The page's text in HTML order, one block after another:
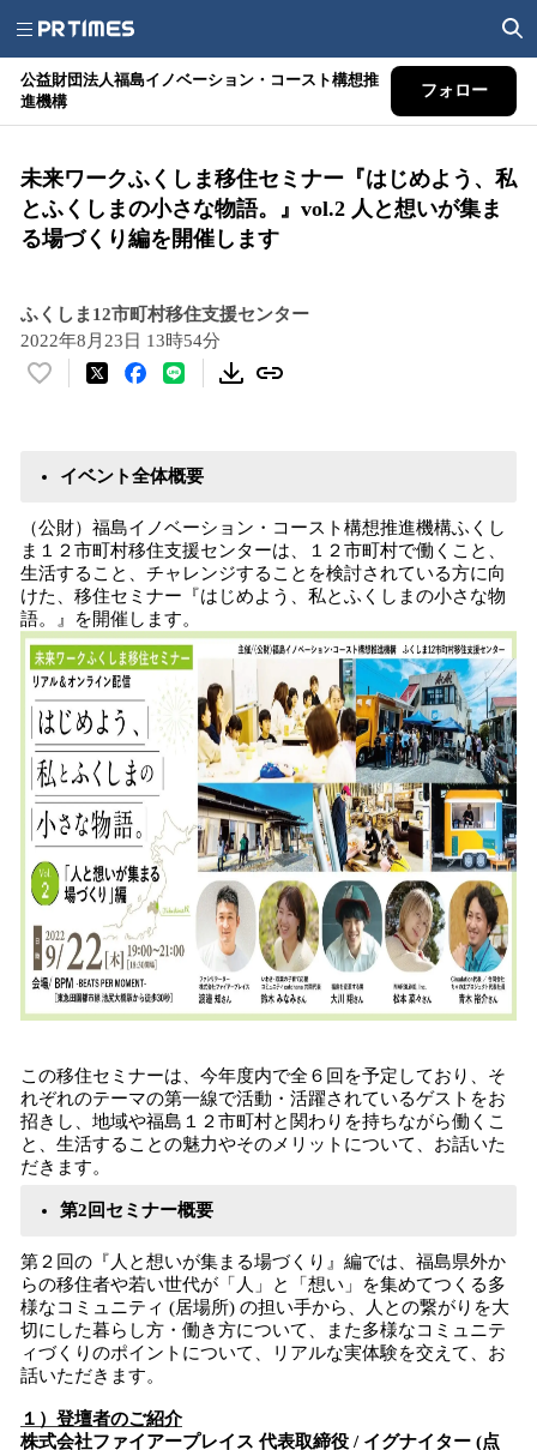
公益財団法人福島イノベーション・コースト構想推
進機構
フォロー
未来ワークふくしま移住セミナー『はじめよう、私
とふくしまの小さな物語。』vol.2 人と想いが集ま
る場づくり編を開催します
ふくしま12市町村移住支援センター
2022年8月23日 13時54分
い
数
読
み
込
み
中
で
す
イベント全体概要
（公財）福島イノベーション・コースト構想推進機構ふくし
ま１２市町村移住支援センターは、１２市町村で働くこと、
生活すること、チャレンジすることを検討されている方に向
けた、移住セミナー『はじめよう、私とふくしまの小さな物
語。』を開催します。
この移住セミナーは、今年度内で全６回を予定しており、そ
れぞれのテーマの第一線で活動・活躍されているゲストをお
招きし、地域や福島１２市町村と関わりを持ちながら働くこ
と、生活することの魅力やそのメリットについて、お話いた
だきます。
第2回セミナー概要
第２回の『人と想いが集まる場づくり』編では、福島県外か
らの移住者や若い世代が「人」と「想い」を集めてつくる多
様なコミュニティ (居場所) の担い手から、人との繋がりを大
切にした暮らし方・働き方について、また多様なコミュニテ
ィづくりのポイントについて、リアルな実体験を交えて、お
話いただきます。
１）登壇者のご紹介
株式会社ファイアープレイス 代表取締役 / イグナイター (点